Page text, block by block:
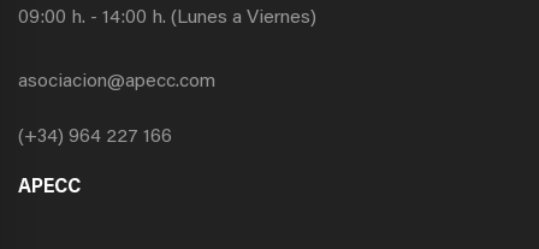
09:00 h. - 14:00 h. (Lunes a Viernes)
asociacion@apecc.com
(+34) 964 227 166
APECC